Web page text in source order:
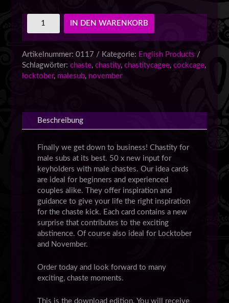
KinkUp-
-
Chastity
Edition
-
IN DEN WARENKORB
Artikelnummer: 0117 Kategorie: English Products
Schlagwörter: chaste, chastity, chastitycagee, cockcage,
locktober, malesub, november
Beschreibung
Finally we get down to business! Chastity for
male subs at its best. 50 x new input for
keyholders with male chastes. Our idea cards
are ideal for beginners and experienced
couples alike. They offer inspiration and
guidance to give your life the right inspiration
for the chaste kick. Each card contains a new
surprise that contributes to the exciting
abstinence. Of course also ideal for Locktober
and November.
Order today and look forward to many
exciting, chaste moments.
This is the download edition. You will receive